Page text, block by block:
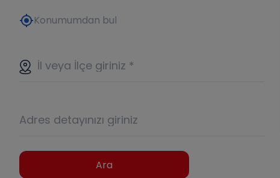
my_locationKonumumdan bul
İl veya İlçe giriniz *
Adres detayınızı giriniz
Ara